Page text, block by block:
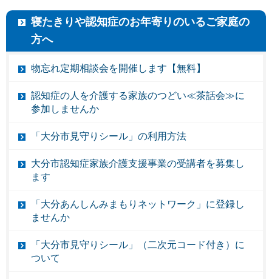
寝たきりや認知症のお年寄りのいるご家庭の
方へ
物忘れ定期相談会を開催します【無料】
認知症の人を介護する家族のつどい≪茶話会≫に
参加しませんか
「大分市見守りシール」の利用方法
大分市認知症家族介護支援事業の受講者を募集し
ます
「大分あんしんみまもりネットワーク」に登録し
ませんか
「大分市見守りシール」（二次元コード付き）に
ついて